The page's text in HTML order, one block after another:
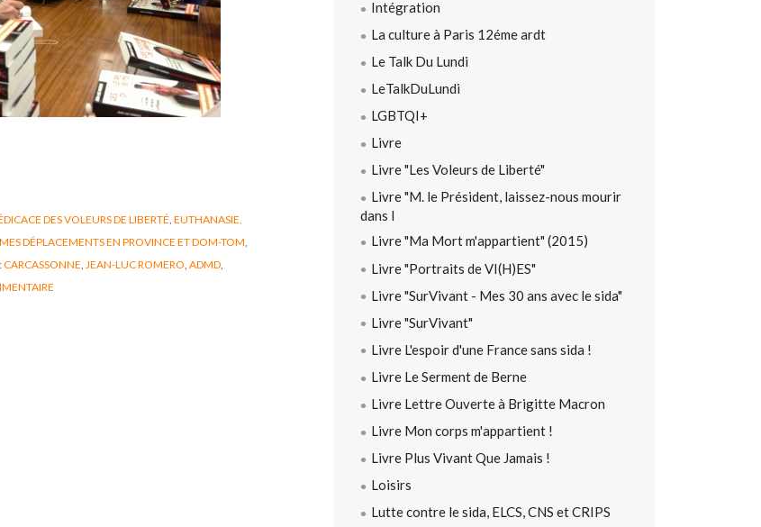
DES VOLEURS DE LIBERTÉ EUTHANASIE,
MES DÉPLACEMENTS EN PROVINCE ET DOM-TOM
CARCASSONNE JEAN-LUC ROMERO ADMD
Intégration
La culture à Paris 12éme ardt
Le Talk Du Lundi
LeTalkDuLundi
LGBTQI+
Livre
Livre "Les Voleurs de Liberté"
Livre "M. le Président, laissez-nous mourir
dans l
Livre "Ma Mort m'appartient" (2015)
Livre "Portraits de VI(H)ES"
Livre "SurVivant - Mes 30 ans avec le sida"
Livre "SurVivant"
Livre L'espoir d'une France sans sida !
Livre Le Serment de Berne
Livre Lettre Ouverte à Brigitte Macron
Livre Mon corps m'appartient !
Livre Plus Vivant Que Jamais !
Loisirs
Lutte contre le sida, ELCS, CNS et CRIPS